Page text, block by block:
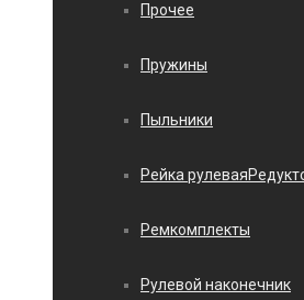
Прочее
Пружины
Пыльники
Рейка
Ремкомплекты
Рулевой наконечник